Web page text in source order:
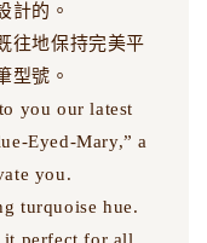
計的。
往地保持完美平
型號。
you our latest
Eyed-Mary,” a
you.
turquoise hue.